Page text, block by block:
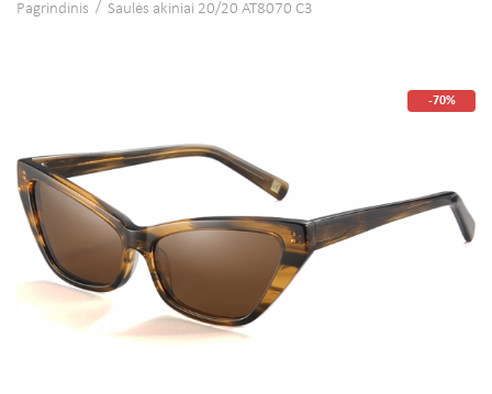
Pagrindinis Saulės akiniai 20/20 AT8070 C3
-70%